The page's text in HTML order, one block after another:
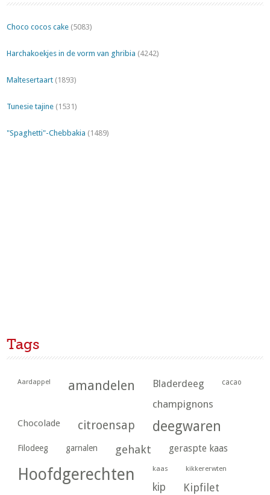
Choco cocos cake (5083)
Harchakoekjes in de vorm van ghribia (4242)
Maltesertaart (1893)
Tunesie tajine (1531)
"Spaghetti"-Chebbakia (1489)
Tags
Aardappel amandelen Bladerdeeg cacao
champignons
Chocolade citroensap deegwaren
Filodeeg garnalen gehakt geraspte kaas
Hoofdgerechten kaas kikkererwten
kip Kipfilet